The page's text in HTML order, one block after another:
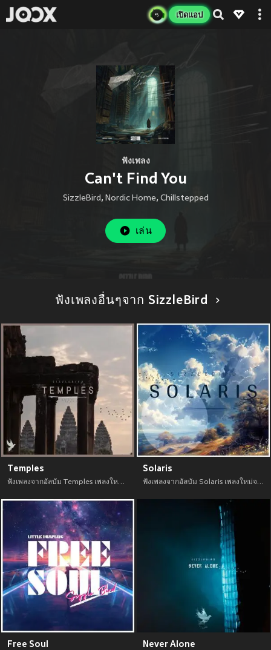
เปิดแอป
ฟังเพลง
Can't Find You
SizzleBird , Nordic Home, Chillstepped
เล่น
ฟังเพลงอื่นๆจาก SizzleBird
Temples
ฟังเพลงจากอัลบัม Temples เพลงใหม่จาก อัพเดทเพลงใหม่ล่าสุดก่อนใคร ตลอดปี 2021
Solaris
ฟังเพลงจากอัลบัม Solaris เพลงใหม่จาก อัพเดทเพลงใหม่ล่าสุดก่อนใคร ตลอดปี 2021
Free Soul Never Alone